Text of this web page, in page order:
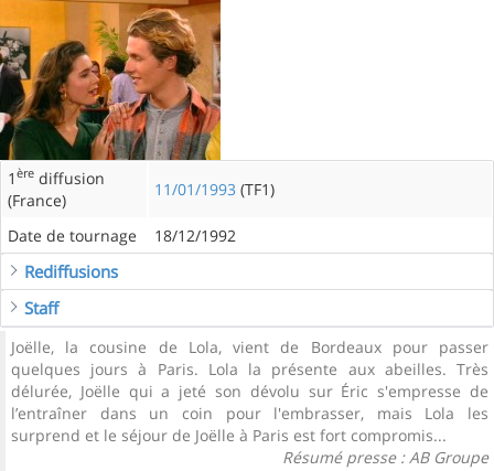
1 ère diffusion
(France)
11/01/1993 (TF1)
Date de tournage 18/12/1992
Rediffusions
Staff
Joëlle, la cousine de Lola, vient de Bordeaux pour passer
quelques jours à Paris. Lola la présente aux abeilles. Très
délurée, Joëlle qui a jeté son dévolu sur Éric s'empresse de
l’entraîner dans un coin pour l'embrasser, mais Lola les
surprend et le séjour de Joëlle à Paris est fort compromis...
Résumé presse : AB Groupe